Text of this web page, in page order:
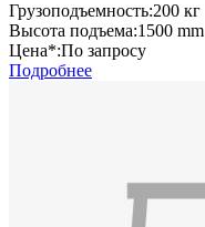
Грузоподъемность:200 кг
Высота подъема:1500 mm
Цена*:По запросу
Подробнее